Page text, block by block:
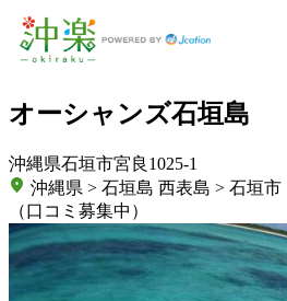
オーシャンズ石垣島
沖縄県石垣市宮良1025-1
沖縄県 > 石垣島 西表島 > 石垣市
（口コミ募集中）